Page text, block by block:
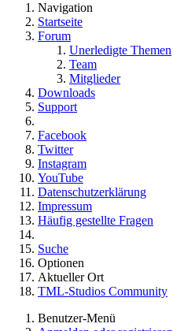
Navigation
Startseite
Forum
Unerledigte Themen
Team
Mitglieder
Downloads
Support
Facebook
Twitter
Instagram
YouTube
Datenschutzerklärung
Impressum
Häufig gestellte Fragen
Suche
Optionen
Aktueller Ort
TML-Studios Community
Benutzer-Menü